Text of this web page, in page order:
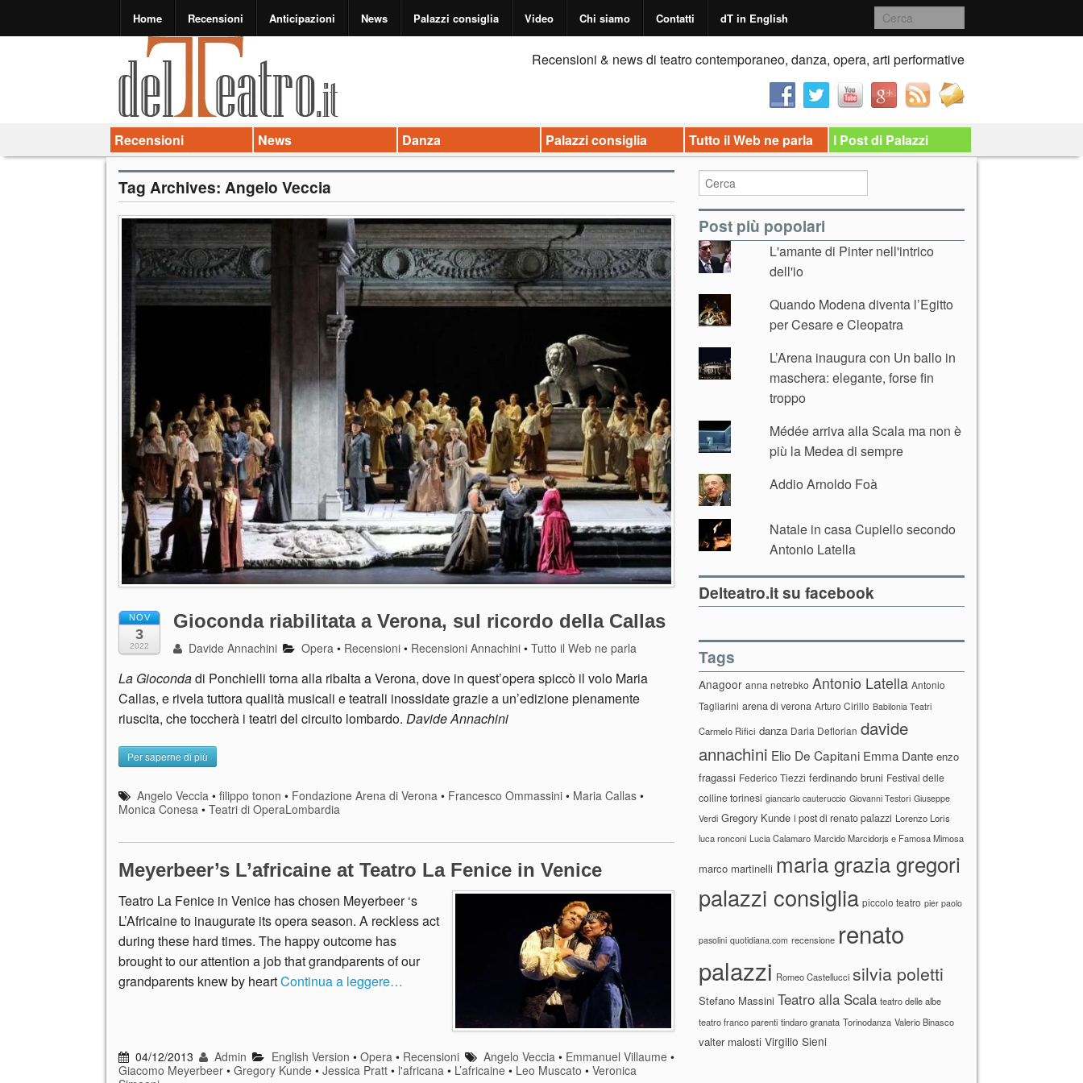
Home Recensioni Anticipazioni News Palazzi consiglia Video Chi siamo Contatti dT in English
Recensioni & news di teatro contemporaneo, danza, opera, arti performative
Recensioni News Danza Palazzi consiglia Tutto il Web ne parla I Post di Palazzi
Tag Archives: Angelo Veccia
NOV
3
2022
Gioconda riabilitata a Verona, sul ricordo della Callas
Davide Annachini Opera • Recensioni • Recensioni Annachini •Tutto il Web ne parla
La Giocondadi Ponchielli torna alla ribalta a Verona, dove in quest’opera spiccò il volo Maria
Callas, e rivela tuttora qualità musicali e teatrali inossidate grazie a un’edizione pienamente
riuscita, che toccherà i teatri del circuito lombardo. Davide Annachini
Per saperne di più
Angelo Veccia •filippo tonon • Fondazione Arena di Verona • Francesco Ommassini • Maria Callas •
Monica Conesa • Teatri di OperaLombardia
Meyerbeer’s L’africaine at Teatro La Fenice in Venice
Teatro La Fenice in Venice has chosen Meyerbeer ‘s
L’Africaine to inaugurate its opera season. A reckless act
during these hard times. The happy outcome has
brought to our attention a job that grandparents of our
grandparents knew by heartContinua a leggere…
04/12/2013 Admin English Version • Opera• Recensioni Angelo Veccia• Emmanuel Villaume•
Giacomo Meyerbeer • Gregory Kunde • Jessica Pratt • l'africana • L’africaine • Leo Muscato • Veronica
Post più popolari
L'amante di Pinter nell'intrico
dell'io
Quando Modena diventa l’Egitto
per Cesare e Cleopatra
L’Arena inaugura con Un ballo in
maschera: elegante, forse fin
troppo
Médée arriva alla Scala ma non è
più la Medea di sempre
Addio Arnoldo Foà
Natale in casa Cupiello secondo
Antonio Latella
Delteatro.it su facebook
Tags
Anagoor anna netrebko Antonio Latella Antonio
Tagliarini arena di verona Arturo Cirillo Babilonia Teatri
Carmelo Rifici danza Daria Deflorian davide
annachini Elio De Capitani Emma Dante enzo
fragassi Federico Tiezzi ferdinando bruni Festival delle
colline torinesi giancarlo cauteruccio Giovanni Testori Giuseppe
Verdi Gregory Kunde i post di renato palazzi Lorenzo Loris
luca ronconi Lucia Calamaro Marcido Marcidorjs e Famosa Mimosa
marco martinelli maria grazia gregori
palazzi consiglia piccolo teatro pier paolo
pasolini quotidiana.com recensione renato
palazzi Romeo Castellucci silvia poletti
Stefano Massini Teatro alla Scala teatro delle albe
teatro franco parenti tindaro granata Torinodanza Valerio Binasco
valter malosti Virgilio Sieni